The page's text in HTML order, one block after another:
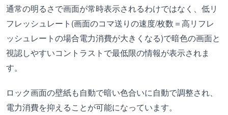
通常の明るさで画面が常時表示されるわけではなく、低リ
フレッシュレート(画面のコマ送りの速度/枚数＝高リフレ
ッシュレートの場合電力消費が大きくなる)で暗色の画面と
視認しやすいコントラストで最低限の情報が表示されま
す。
ロック画面の壁紙も自動で暗い色合いに自動で調整され、
電力消費を抑えることが可能になっています。